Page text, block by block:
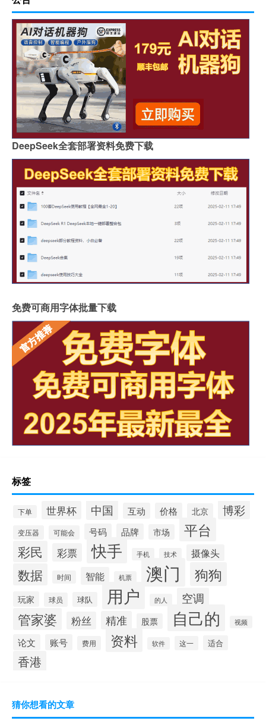
DeepSeek全套部署资料免费下载
免费可商用字体批量下载
标签
下单 世界杯 中国 互动 价格 北京 博彩
变压器 可能会 号码 品牌 市场 平台
彩民 彩票 快手 手机 技术 摄像头
数据 时间 智能 机票 澳门 狗狗
玩家 球员 球队 用户 的人 空调
管家婆 粉丝 精准 股票 自己的 视频
论文 账号 费用 资料 软件 这一 适合
香港
猜你想看的文章